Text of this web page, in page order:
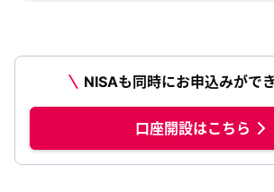
NISAも同時にお申込みがで
口座開設はこちら